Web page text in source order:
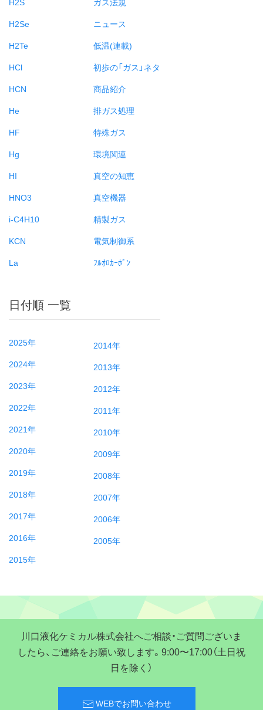
H2Se
H2Te
HCl
HCN
He
HF
Hg
HI
HNO3
i-C4H10
KCN
La
ニュース
低温(連載)
初歩の「ガス」ネタ
商品紹介
排ガス処理
特殊ガス
環境関連
真空の知恵
真空機器
精製ガス
電気制御系
ﾌﾙｵﾛｶｰﾎﾞﾝ
日付順 一覧
2025年
2024年
2023年
2022年
2021年
2020年
2019年
2018年
2017年
2016年
2015年
2014年
2013年
2012年
2011年
2010年
2009年
2008年
2007年
2006年
2005年
川口液化ケミカル株式会社へご相談・ご質問ございま
したら、ご連絡をお願い致します。9:00〜17:00（土日祝
日を除く）
WEBでお問い合わせ